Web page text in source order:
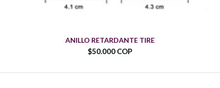
ANILLO RETARDANTE TIRE
$50.000 COP